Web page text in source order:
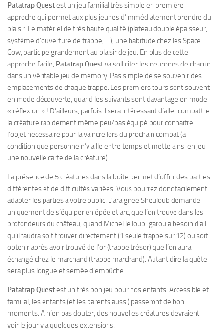
Patatrap Questest un jeu familial très simple en première
approche qui permet aux plus jeunes d’immédiatement prendre du
plaisir. Le matériel de très haute qualité (plateau double épaisseur,
système d’ouverture de trappe, …), une habitude chez les Space
Cow, participe grandement au plaisir de jeu. En plus de cette
approche facile, Patatrap Questva solliciter les neurones de chacun
dans un véritable jeu de memory. Pas simple de se souvenir des
emplacements de chaque trappe. Les premiers tours sont souvent
en mode découverte, quand les suivants sont davantage en mode
« réflexion » ! D’ailleurs, parfois il sera intéressant d’aller combattre
la créature rapidement même peu/pas équipé pour connaitre
l’objet nécessaire pour la vaincre lors du prochain combat (à
condition que personne n’y aille entre temps et mette ainsi en jeu
une nouvelle carte de la créature).
La présence de 5 créatures dans la boîte permet d’offrir des parties
différentes et de difficultés variées. Vous pourrez donc facilement
adapter les parties à votre public. L’araignée Sheuloub demande
uniquement de s’équiper en épée et arc, que l’on trouve dans les
profondeurs du château, quand Michel le loup-garou a besoin d’ail
qu’il faudra soit trouver directement (1 seule trappe sur 12) ou soit
obtenir après avoir trouvé de l’or (trappe trésor) que l’on aura
échangé chez le marchand (trappe marchand). Autant dire la quête
sera plus longue et semée d’embûche.
Patatrap Questest un très bon jeu pour nos enfants. Accessible et
familial, les enfants (et les parents aussi) passeront de bon
moments. A n’en pas douter, des nouvelles créatures devraient
voir le jour via quelques extensions.